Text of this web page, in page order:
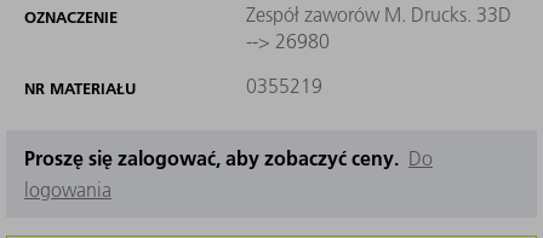
OZNACZENIE
Zespół zaworów M. Drucks. 33D
--> 26980
NR MATERIAŁU 0355219
Proszę się zalogować, aby zobaczyć ceny. Do
logowania